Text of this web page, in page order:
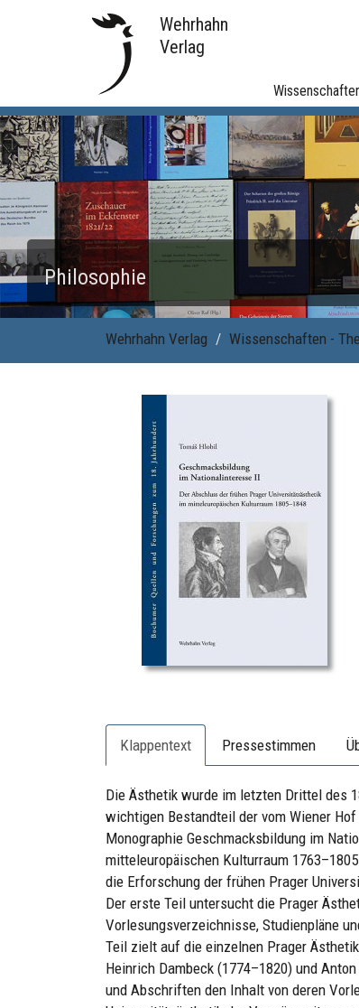
Wehrhahn
Verlag
Philosophie
Wehrhahn Verlag Wissenschaften -
Klappentext Pressestimmen
Die Ästhetik wurde im letzten Drittel des
wichtigen Bestandteil der vom Wiener
Monographie Geschmacksbildung im
mitteleuropäischen Kulturraum
die Erforschung der frühen Prager
Der erste Teil untersucht die Prager
Vorlesungsverzeichnisse, Studienpläne
Teil zielt auf die einzelnen Prager
Heinrich Dambeck (1774–1820) und
und Abschriften den Inhalt von deren